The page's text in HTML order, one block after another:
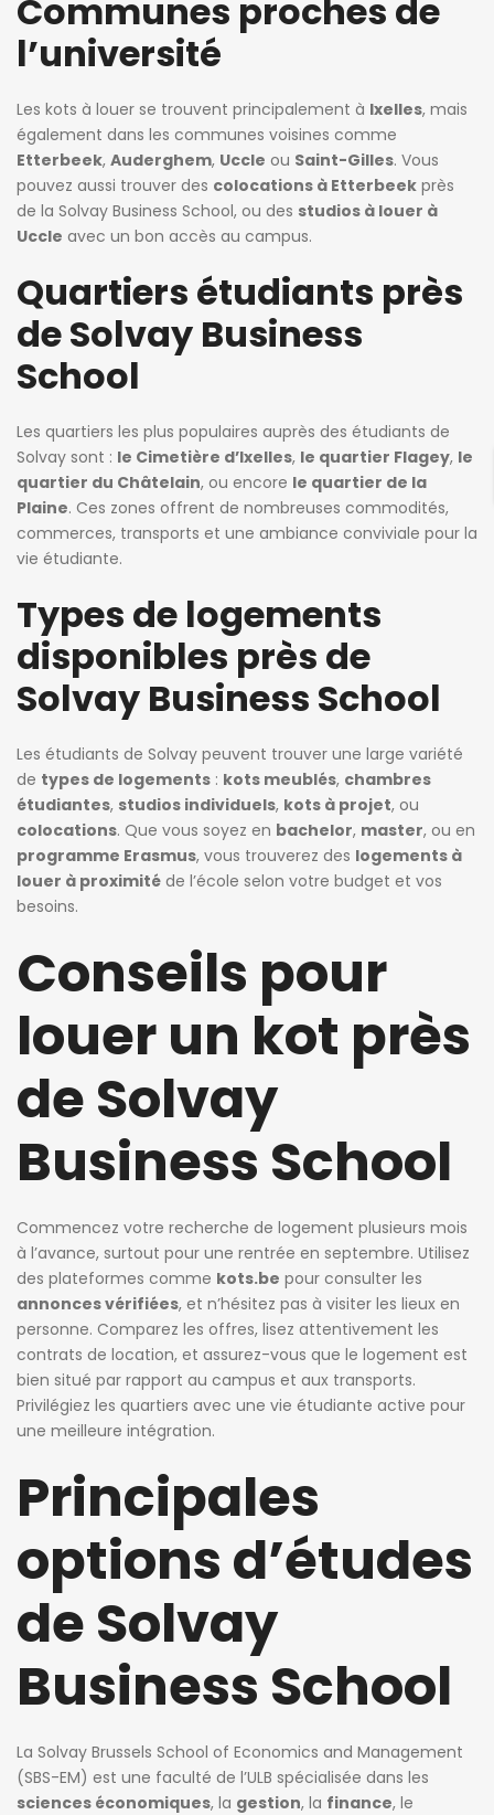
Communes proches de
l’université
Les kots à louer se trouvent principalement à Ixelles, mais
également dans les communes voisines comme
Etterbeek, Auderghem, Uccle ou Saint-Gilles. Vous
pouvez aussi trouver des colocations à Etterbeek près
de la Solvay Business School, ou des studios à louer à
Uccle avec un bon accès au campus.
Quartiers étudiants près
de Solvay Business
School
Les quartiers les plus populaires auprès des étudiants de
Solvay sont : le Cimetière d’Ixelles, le quartier Flagey, le
quartier du Châtelain, ou encore le quartier de la
Plaine. Ces zones offrent de nombreuses commodités,
commerces, transports et une ambiance conviviale pour la
vie étudiante.
Types de logements
disponibles près de
Solvay Business School
Les étudiants de Solvay peuvent trouver une large variété
de types de logements : kots meublés, chambres
étudiantes, studios individuels, kots à projet, ou
colocations. Que vous soyez en bachelor, master, ou en
programme Erasmus, vous trouverez des logements à
louer à proximité de l’école selon votre budget et vos
besoins.
Conseils pour
louer un kot près
de Solvay
Business School
Commencez votre recherche de logement plusieurs mois
à l’avance, surtout pour une rentrée en septembre. Utilisez
des plateformes comme kots.be pour consulter les
annonces vérifiées, et n’hésitez pas à visiter les lieux en
personne. Comparez les offres, lisez attentivement les
contrats de location, et assurez-vous que le logement est
bien situé par rapport au campus et aux transports.
Privilégiez les quartiers avec une vie étudiante active pour
une meilleure intégration.
Principales
options d’études
de Solvay
Business School
La Solvay Brussels School of Economics and Management
(SBS-EM) est une faculté de l’ULB spécialisée dans les
sciences économiques, la gestion, la finance, le